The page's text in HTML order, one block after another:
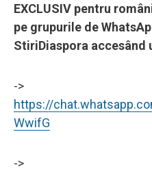
EXCLUSIV pentru
pe grupurile de
StiriDiaspora accesând
->
https://
WwifG
->